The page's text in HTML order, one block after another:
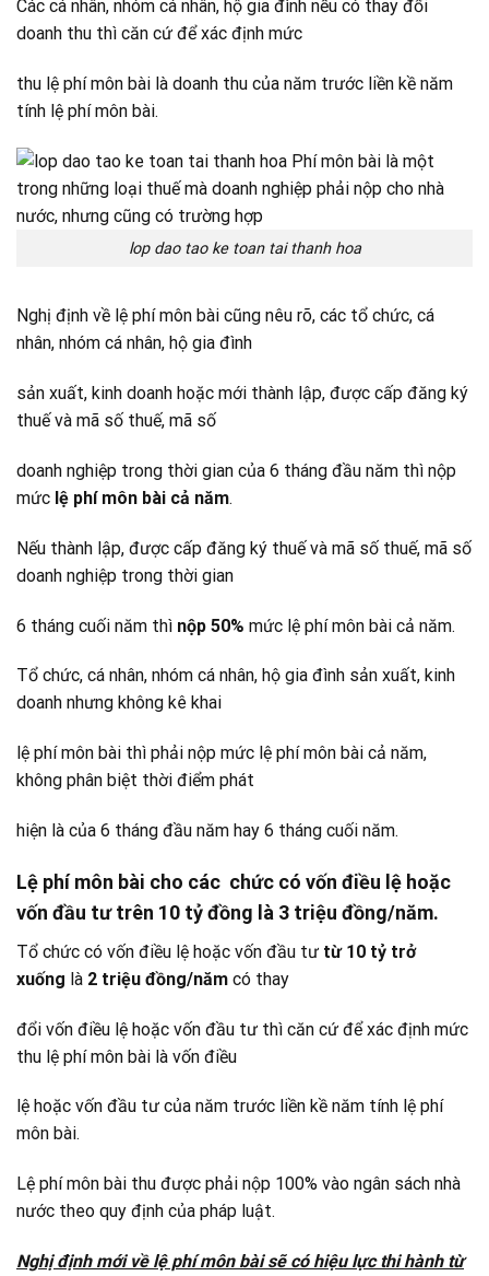
Các cá nhân, nhóm cá nhân, hộ gia đình nếu có thay đổi
doanh thu thì căn cứ để xác định mức
thu lệ phí môn bài là doanh thu của năm trước liền kề năm
tính lệ phí môn bài.
lop dao tao ke toan tai thanh hoa
Nghị định về lệ phí môn bài cũng nêu rõ, các tổ chức, cá
nhân, nhóm cá nhân, hộ gia đình
sản xuất, kinh doanh hoặc mới thành lập, được cấp đăng ký
thuế và mã số thuế, mã số
doanh nghiệp trong thời gian của 6 tháng đầu năm thì nộp
mức lệ phí môn bài cả năm.
Nếu thành lập, được cấp đăng ký thuế và mã số thuế, mã số
doanh nghiệp trong thời gian
6 tháng cuối năm thì nộp 50% mức lệ phí môn bài cả năm.
Tổ chức, cá nhân, nhóm cá nhân, hộ gia đình sản xuất, kinh
doanh nhưng không kê khai
lệ phí môn bài thì phải nộp mức lệ phí môn bài cả năm,
không phân biệt thời điểm phát
hiện là của 6 tháng đầu năm hay 6 tháng cuối năm.
Lệ phí môn bài cho các chức có vốn điều lệ hoặc
vốn đầu tưtrên 10 tỷ đồng là 3 triệu đồng/năm.
Tổ chức có vốn điều lệ hoặc vốn đầu tư từ 10 tỷ trở
xuống là 2 triệu đồng/năm có thay
đổi vốn điều lệ hoặc vốn đầu tư thì căn cứ để xác định mức
thu lệ phí môn bài là vốn điều
lệ hoặc vốn đầu tư của năm trước liền kề năm tính lệ phí
môn bài.
Lệ phí môn bài thu được phải nộp 100% vào ngân sách nhà
nước theo quy định của pháp luật.
Nghị định mới về lệ phí môn bài sẽ có hiệu lực thi hành từ